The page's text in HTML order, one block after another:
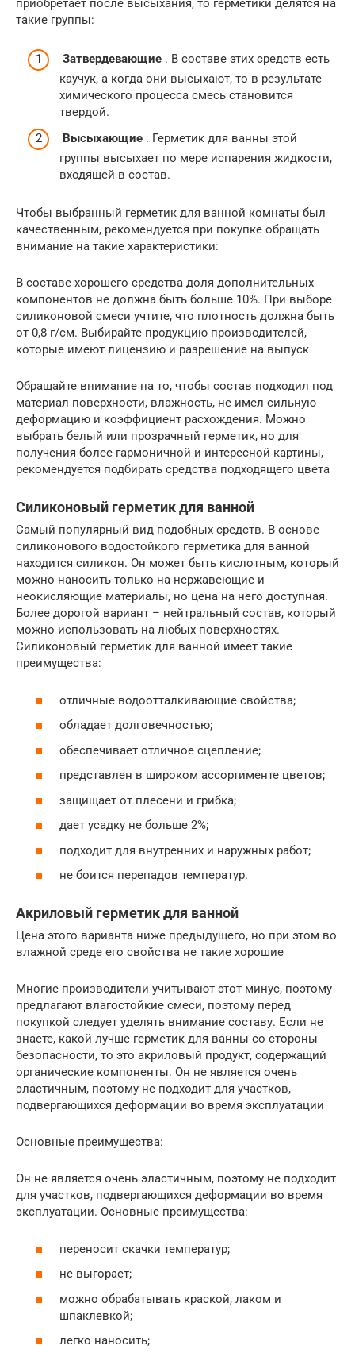
приобретает после высыхания, то герметики делятся на
такие группы:
Затвердевающие . В составе этих средств есть
каучук, а когда они высыхают, то в результате
химического процесса смесь становится
твердой.
Высыхающие . Герметик для ванны этой
группы высыхает по мере испарения жидкости,
входящей в состав.
Чтобы выбранный герметик для ванной комнаты был
качественным, рекомендуется при покупке обращать
внимание на такие характеристики:
В составе хорошего средства доля дополнительных
компонентов не должна быть больше 10%. При выборе
силиконовой смеси учтите, что плотность должна быть
от 0,8 г/см. Выбирайте продукцию производителей,
которые имеют лицензию и разрешение на выпуск
Обращайте внимание на то, чтобы состав подходил под
материал поверхности, влажность, не имел сильную
деформацию и коэффициент расхождения. Можно
выбрать белый или прозрачный герметик, но для
получения более гармоничной и интересной картины,
рекомендуется подбирать средства подходящего цвета
Силиконовый герметик для ванной
Самый популярный вид подобных средств. В основе
силиконового водостойкого герметика для ванной
находится силикон. Он может быть кислотным, который
можно наносить только на нержавеющие и
неокисляющие материалы, но цена на него доступная.
Более дорогой вариант – нейтральный состав, который
можно использовать на любых поверхностях.
Силиконовый герметик для ванной имеет такие
преимущества:
отличные водоотталкивающие свойства;
обладает долговечностью;
обеспечивает отличное сцепление;
представлен в широком ассортименте цветов;
защищает от плесени и грибка;
дает усадку не больше 2%;
подходит для внутренних и наружных работ;
не боится перепадов температур.
Акриловый герметик для ванной
Цена этого варианта ниже предыдущего, но при этом во
влажной среде его свойства не такие хорошие
Многие производители учитывают этот минус, поэтому
предлагают влагостойкие смеси, поэтому перед
покупкой следует уделять внимание составу. Если не
знаете, какой лучше герметик для ванны со стороны
безопасности, то это акриловый продукт, содержащий
органические компоненты. Он не является очень
эластичным, поэтому не подходит для участков,
подвергающихся деформации во время эксплуатации
Основные преимущества:
Он не является очень эластичным, поэтому не подходит
для участков, подвергающихся деформации во время
эксплуатации. Основные преимущества:
переносит скачки температур;
не выгорает;
можно обрабатывать краской, лаком и
шпаклевкой;
легко наносить;